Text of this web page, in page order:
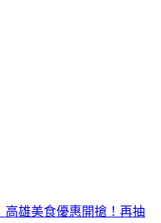
高雄美食優惠開搶！再抽